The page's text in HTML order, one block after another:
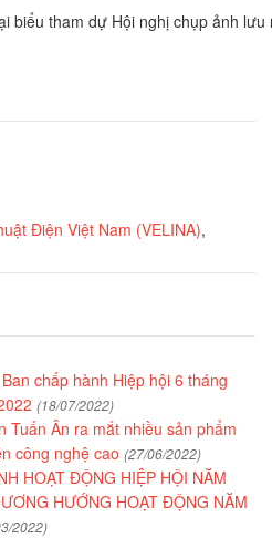
biểu tham dự Hội nghị chụp ảnh lưu
Điện Việt Nam (VELINA),
chấp hành Hiệp hội 6 tháng
(18/07/2022)
Tuấn Ân ra mắt nhiều sản phẩm
công nghệ cao (27/06/2022)
HOẠT ĐỘNG HIỆP HỘI NĂM
HƯỚNG HOẠT ĐỘNG NĂM
2022)